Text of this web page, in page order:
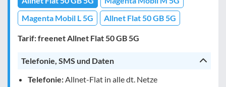
Magenta Mobil L 5G
Allnet Flat 50 GB 5G
Tarif: freenet Allnet Flat 50 GB 5G
Telefonie, SMS und Daten
Telefonie:Allnet-Flat in alle dt. Netze